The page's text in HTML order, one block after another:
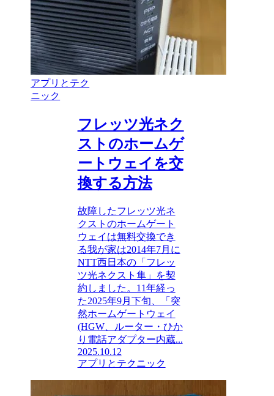
アプリとテク
ニック
フレッツ光ネク
ストのホームゲ
ートウェイを交
換する方法
故障したフレッツ光ネ
クストのホームゲート
ウェイは無料交換でき
る我が家は2014年7月に
NTT西日本の「フレッ
ツ光ネクスト隼」を契
約しました。11年経っ
た2025年9月下旬、「突
然ホームゲートウェイ
(HGW、ルーター・ひか
り電話アダプター内蔵...
2025.10.12
アプリとテクニック